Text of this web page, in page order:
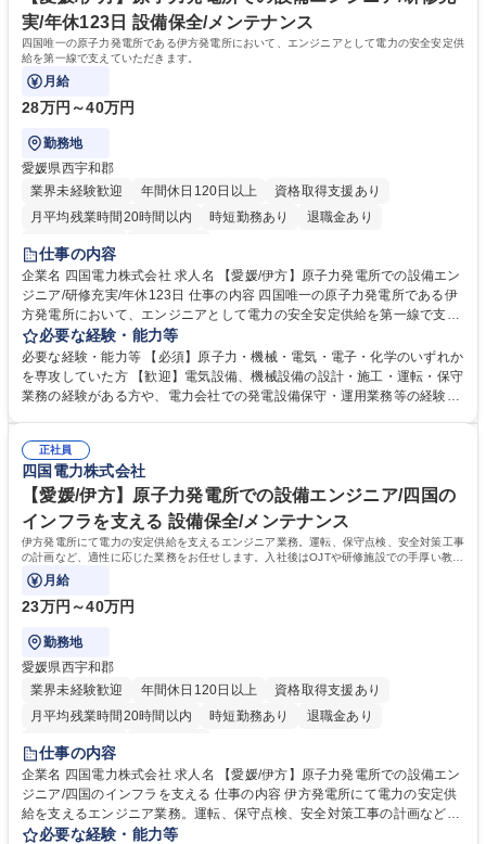
実/年休123日 設備保全/メンテナンス
四国唯一の原子力発電所である伊方発電所において、エンジニアとして電力の安全安定供
給を第一線で支えていただきます。
月給
28万円～40万円
勤務地
愛媛県西宇和郡
業界未経験歓迎
年間休日120日以上
資格取得支援あり
月平均残業時間20時間以内
時短勤務あり
退職金あり
完全週休2日制
仕事の内容
企業名 四国電力株式会社 求人名 【愛媛/伊方】原子力発電所での設備エン
ジニア/研修充実/年休123日 仕事の内容 四国唯一の原子力発電所である伊
方発電所において、エンジニアとして電力の安全安定供給を第一線で支え
ていただきます。 【業務内容】 ◆発電所の運転、電気・機械設備の保
守・点検 ◆原子燃料、炉心管理の業務 ◆安全対策工事や各種保全工事の
計画 ◆放射線管理等の業務 など 募集職種 【愛媛/伊方】原子力発電所での
設備エンジニア/研修充実/年休123日
必要な経験・能力等
必要な経験・能力等 【必須】原子力・機械・電気・電子・化学のいずれか
を専攻していた方 【歓迎】電気設備、機械設備の設計・施工・運転・保守
業務の経験がある方や、電力会社での発電設備保守・運用業務等の経験が
習得のため当社保有の研修施設である原子力保安研修所(松山市)で研修し
ていただきます。 学歴・資格 学歴：大学院 大学 語学力： 資格：第一種運
転免許普通自動車
正社員
四国電力株式会社
【愛媛/伊方】原子力発電所での設備エンジニア/四国の
インフラを支える 設備保全/メンテナンス
伊方発電所にて電力の安定供給を支えるエンジニア業務。運転、保守点検、安全対策工事
の計画など、適性に応じた業務をお任せします。入社後はOJTや研修施設での手厚い教育
があり安心の環境で成長できます。
月給
23万円～40万円
勤務地
愛媛県西宇和郡
業界未経験歓迎
年間休日120日以上
資格取得支援あり
月平均残業時間20時間以内
時短勤務あり
退職金あり
完全週休2日制
仕事の内容
企業名 四国電力株式会社 求人名 【愛媛/伊方】原子力発電所での設備エン
ジニア/四国のインフラを支える 仕事の内容 伊方発電所にて電力の安定供
給を支えるエンジニア業務。運転、保守点検、安全対策工事の計画など、
適性に応じた業務をお任せします。入社後はOJTや研修施設での手厚い教
必要な経験・能力等